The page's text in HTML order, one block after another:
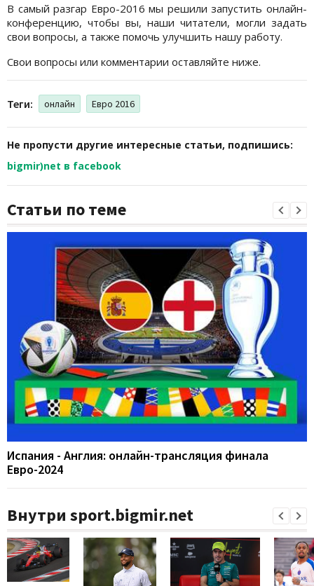
В самый разгар Евро-2016 мы решили запустить онлайн-
конференцию, чтобы вы, наши читатели, могли задать
свои вопросы, а также помочь улучшить нашу работу.
Свои вопросы или комментарии оставляйте ниже.
Теги: онлайн Евро 2016
Не пропусти другие интересные статьи, подпишись:
bigmir)net в facebook
Статьи по теме
Испания - Англия: онлайн-трансляция финала
Евро-2024
Внутри sport.bigmir.net